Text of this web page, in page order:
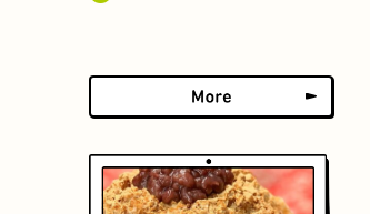
ジューススタンド たまごサンド